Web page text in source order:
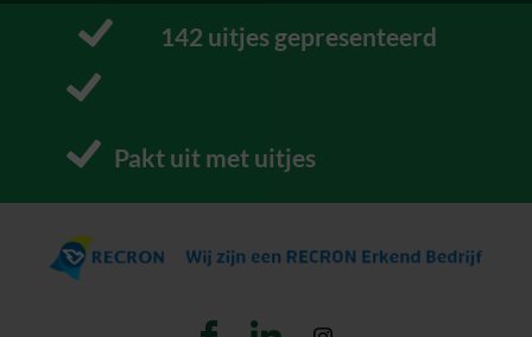
152 uitjes gepresenteerd
Pakt uit met uitjes